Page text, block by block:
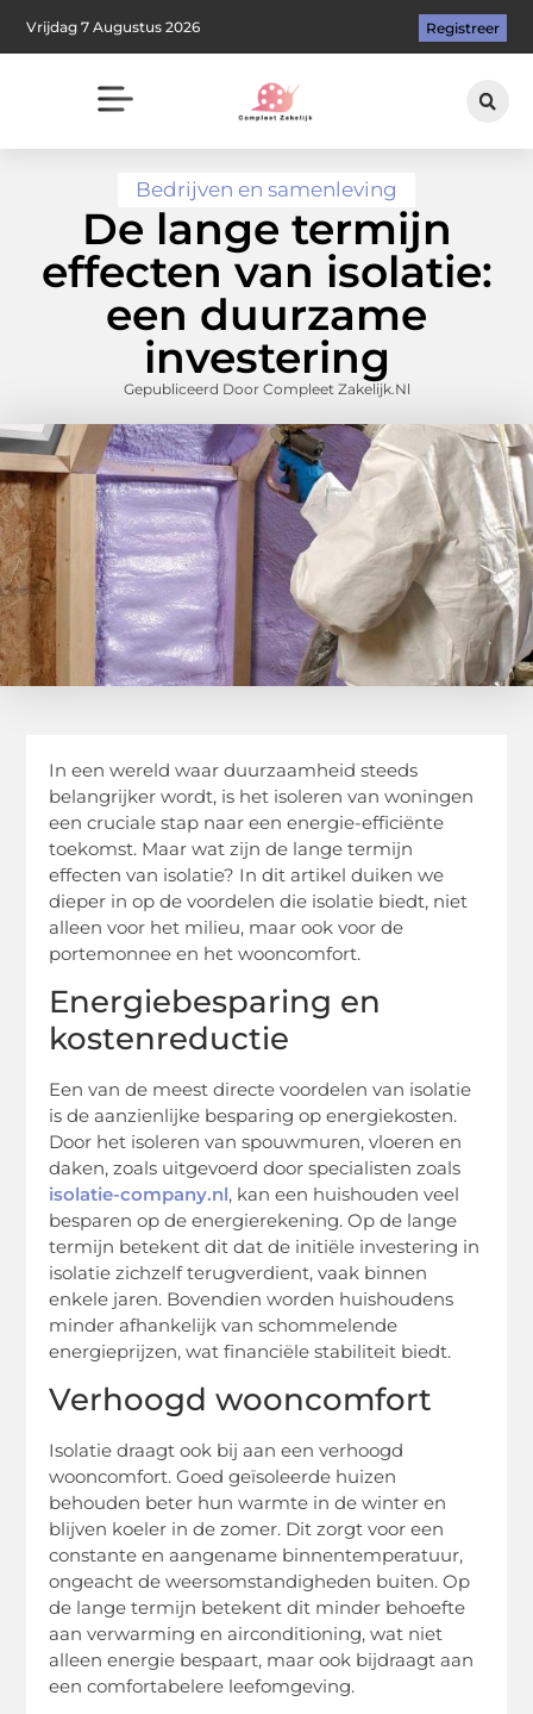
Vrijdag 7 Augustus 2026 Registreer
Bedrijven en samenleving
De lange termijn
effecten van isolatie:
een duurzame
investering
Gepubliceerd Door Compleet Zakelijk.nl
In een wereld waar duurzaamheid steeds
belangrijker wordt, is het isoleren van woningen
een cruciale stap naar een energie-efficiënte
toekomst. Maar wat zijn de lange termijn
effecten van isolatie? In dit artikel duiken we
dieper in op de voordelen die isolatie biedt, niet
alleen voor het milieu, maar ook voor de
portemonnee en het wooncomfort.
Energiebesparing en
kostenreductie
Een van de meest directe voordelen van isolatie
is de aanzienlijke besparing op energiekosten.
Door het isoleren van spouwmuren, vloeren en
daken, zoals uitgevoerd door specialisten zoals
isolatie-company.nl, kan een huishouden veel
besparen op de energierekening. Op de lange
termijn betekent dit dat de initiële investering in
isolatie zichzelf terugverdient, vaak binnen
enkele jaren. Bovendien worden huishoudens
minder afhankelijk van schommelende
energieprijzen, wat financiële stabiliteit biedt.
Verhoogd wooncomfort
Isolatie draagt ook bij aan een verhoogd
wooncomfort. Goed geïsoleerde huizen
behouden beter hun warmte in de winter en
blijven koeler in de zomer. Dit zorgt voor een
constante en aangename binnentemperatuur,
ongeacht de weersomstandigheden buiten. Op
de lange termijn betekent dit minder behoefte
aan verwarming en airconditioning, wat niet
alleen energie bespaart, maar ook bijdraagt aan
een comfortabelere leefomgeving.